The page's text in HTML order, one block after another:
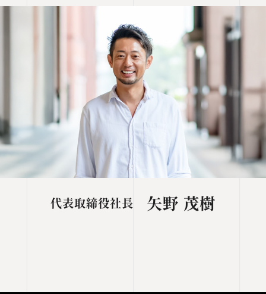
代表取締役社長 矢野 茂樹